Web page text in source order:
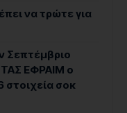
να τρώτε για
Σεπτέμβριο
ΕΦΡΑΙΜ ο
σοκ